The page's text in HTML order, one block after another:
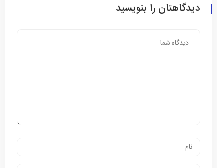
دیدگاهتان را بنویسید